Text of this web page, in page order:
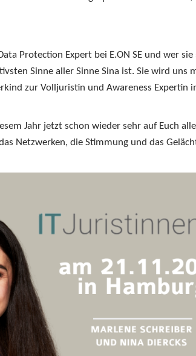
Protection Expert bei E.ON SE und wer
Sinne aller Sinne Sina ist. Sie wird uns
zur Volljuristin und Awareness
Jahr jetzt schon wieder sehr auf Euch
Netzwerken, die Stimmung und das